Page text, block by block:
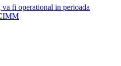
fi operational in perioada